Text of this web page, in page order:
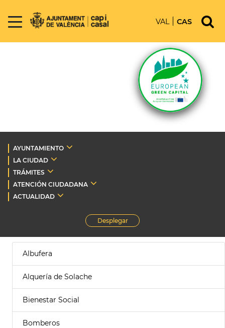
VAL CAS
AYUNTAMIENTO
LA CIUDAD
TRÁMITES
ATENCIÓN CIUDADANA
ACTUALIDAD
Desplegar
Albufera
Alquería de Solache
Bienestar Social
Bomberos